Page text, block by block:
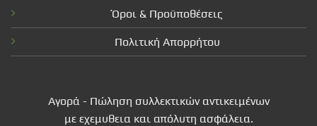
Όροι & Προϋποθέσεις
Πολιτική Απορρήτου
Αγορά - Πώληση συλλεκτικών αντικειμένων
με εχεμυθεια και απόλυτη ασφάλεια.